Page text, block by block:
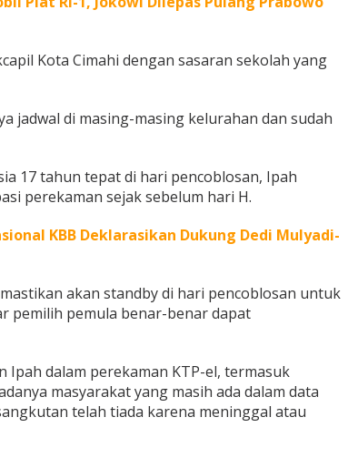
Kota Cimahi dengan sasaran sekolah yang
jadwal di masing-masing kelurahan dan sudah
17 tahun tepat di hari pencoblosan, Ipah
perekaman sejak sebelum hari H.
KBB Deklarasikan Dukung Dedi Mulyadi-
akan standby di hari pencoblosan untuk
pemilih pemula benar-benar dapat
dalam perekaman KTP-el, termasuk
masyarakat yang masih ada dalam data
telah tiada karena meninggal atau